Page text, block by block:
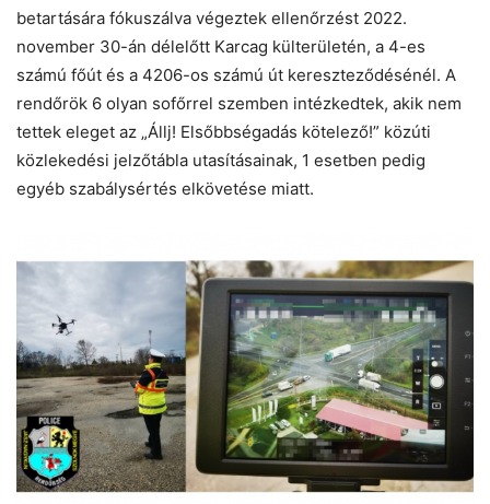
betartására fókuszálva végeztek ellenőrzést 2022.
november 30-án délelőtt Karcag külterületén, a 4-es
számú főút és a 4206-os számú út kereszteződésénél. A
rendőrök 6 olyan sofőrrel szemben intézkedtek, akik nem
tettek eleget az „Állj! Elsőbbségadás kötelező!” közúti
közlekedési jelzőtábla utasításainak, 1 esetben pedig
egyéb szabálysértés elkövetése miatt.